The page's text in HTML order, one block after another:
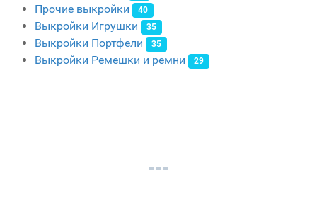
Прочие выкройки 40
Выкройки Игрушки 35
Выкройки Портфели 35
Выкройки Ремешки и ремни 29